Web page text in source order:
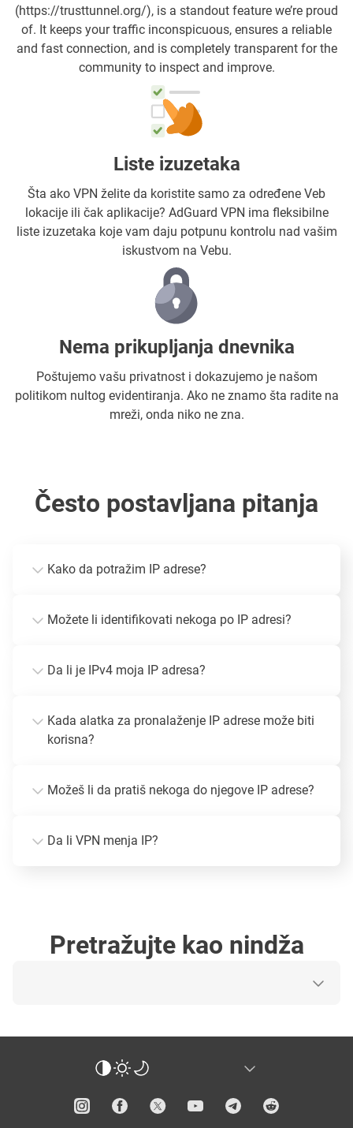
(https://trusttunnel.org/), is a standout feature we’re proud
of. It keeps your traffic inconspicuous, ensures a reliable
and fast connection, and is completely transparent for the
community to inspect and improve.
Liste izuzetaka
Šta ako VPN želite da koristite samo za određene Veb
lokacije ili čak aplikacije? AdGuard VPN ima fleksibilne
liste izuzetaka koje vam daju potpunu kontrolu nad vašim
iskustvom na Vebu.
Nema prikupljanja dnevnika
Poštujemo vašu privatnost i dokazujemo je našom
politikom nultog evidentiranja. Ako ne znamo šta radite na
mreži, onda niko ne zna.
Često postavljana pitanja
Kako da potražim IP adrese?
Možete li identifikovati nekoga po IP adresi?
Da li je IPv4 moja IP adresa?
Kada alatka za pronalaženje IP adrese može biti
korisna?
Možeš li da pratiš nekoga do njegove IP adrese?
Da li VPN menja IP?
Pretražujte kao nindža